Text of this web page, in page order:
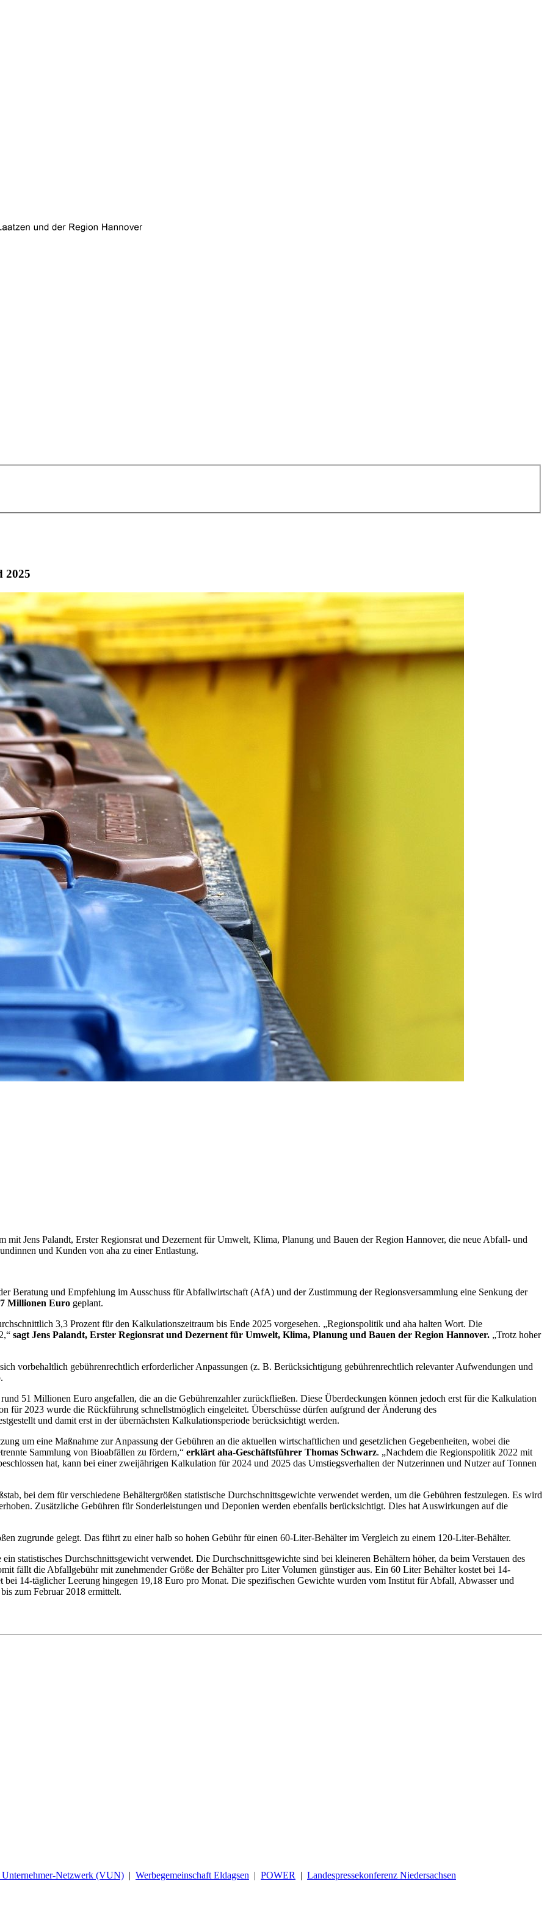
2025
Jens Palandt, Erster Regionsrat und Dezernent für Umwelt, Klima, Planung und Bauen der Region Hannover, die neue Abfall- und
und Kunden von aha zu einer Entlastung.
Beratung und Empfehlung im Ausschuss für Abfallwirtschaft (AfA) und der Zustimmung der Regionsversammlung eine Senkung der
Millionen Euro geplant.
3,3 Prozent für den Kalkulationszeitraum bis Ende 2025 vorgesehen. „Regionspolitik und aha halten Wort. Die
sagt Jens Palandt, Erster Regionsrat und Dezernent für Umwelt, Klima, Planung und Bauen der Region Hannover. „Trotz hoher
vorbehaltlich gebührenrechtlich erforderlicher Anpassungen (z. B. Berücksichtigung gebührenrechtlich relevanter Aufwendungen und
51 Millionen Euro angefallen, die an die Gebührenzahler zurückfließen. Diese Überdeckungen können jedoch erst für die Kalkulation
für 2023 wurde die Rückführung schnellstmöglich eingeleitet. Überschüsse dürfen aufgrund der Änderung des
und damit erst in der übernächsten Kalkulationsperiode berücksichtigt werden.
um eine Maßnahme zur Anpassung der Gebühren an die aktuellen wirtschaftlichen und gesetzlichen Gegebenheiten, wobei die
Sammlung von Bioabfällen zu fördern,“ erklärt aha-Geschäftsführer Thomas Schwarz. „Nachdem die Regionspolitik 2022 mit
hat, kann bei einer zweijährigen Kalkulation für 2024 und 2025 das Umstiegsverhalten der Nutzerinnen und Nutzer auf Tonnen
bei dem für verschiedene Behältergrößen statistische Durchschnittsgewichte verwendet werden, um die Gebühren festzulegen. Es wird
Zusätzliche Gebühren für Sonderleistungen und Deponien werden ebenfalls berücksichtigt. Dies hat Auswirkungen auf die
zugrunde gelegt. Das führt zu einer halb so hohen Gebühr für einen 60-Liter-Behälter im Vergleich zu einem 120-Liter-Behälter.
statistisches Durchschnittsgewicht verwendet. Die Durchschnittsgewichte sind bei kleineren Behältern höher, da beim Verstauen des
fällt die Abfallgebühr mit zunehmender Größe der Behälter pro Liter Volumen günstiger aus. Ein 60 Liter Behälter kostet bei 14-
14-täglicher Leerung hingegen 19,18 Euro pro Monat. Die spezifischen Gewichte wurden vom Institut für Abfall, Abwasser und
zum Februar 2018 ermittelt.
Unternehmer-Netzwerk (VUN) | Werbegemeinschaft Eldagsen | POWER | Landespressekonferenz Niedersachsen